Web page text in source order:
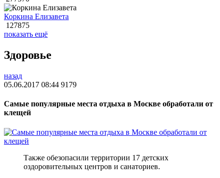
Коркина Елизавета
127875
показать ещё
Здоровье
назад
05.06.2017 08:44 9179
Самые популярные места отдыха в Москве обработали от
клещей
Также обезопасили территории 17 детских
оздоровительных центров и санаториев.